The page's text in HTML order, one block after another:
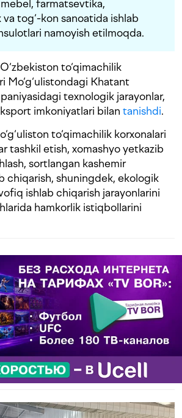
farmatsevtika,
tog‘-kon sanoatida ishlab
namoyish etilmoqda.
to‘qimachilik
Mo‘g‘ulistondagi Khatant
texnologik jarayonlar,
imkoniyatlari bilan tanishdi.
to‘qimachilik korxonalari
tashkil etish, xomashyo yetkazib
sortlangan kashemir
chiqarish, shuningdek, ekologik
ishlab chiqarish jarayonlarini
hamkorlik istiqbollarini